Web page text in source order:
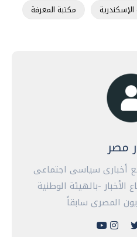
مكتبة المعرفة
مصر
أخبارى سياسى اجتماعى
-بالهيئة الوطنية
المصرى سابقاً